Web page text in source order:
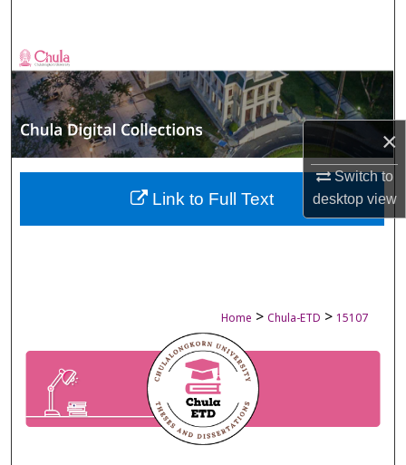
×
Switch to
desktopview
Browse Collections
My Account
About
Digital Commons Network™
Home > Chula-ETD > 15107
Link to Full Text